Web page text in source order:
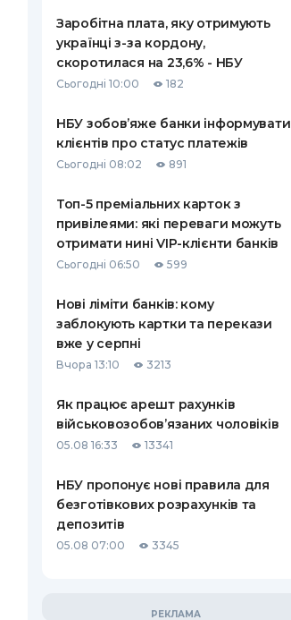
Заробітна плата, яку отримують
українці з-за кордону,
скоротилася на 23,6% - НБУ
Сьогодні 10:00 182
НБУ зобов’яже банки інформувати
клієнтів про статус платежів
Сьогодні 08:02 891
Топ-5 преміальних карток з
привілеями: які переваги можуть
отримати нині VIP-клієнти банків
Сьогодні 06:50 599
Нові ліміти банків: кому
заблокують картки та перекази
вже у серпні
Вчора 13:10 3213
Як працює арешт рахунків
військовозобов’язаних чоловіків
05.08 16:33 13341
НБУ пропонує нові правила для
безготівкових розрахунків та
депозитів
05.08 07:00 3345